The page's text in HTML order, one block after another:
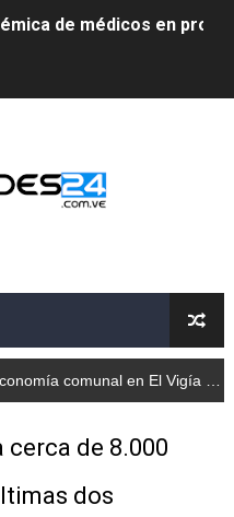
de médicos en
taller vacacional de
clubes deportivos
en Mérida con
El Vigía con microcréditos a emprendedores y productores
cerca de 8.000
dos